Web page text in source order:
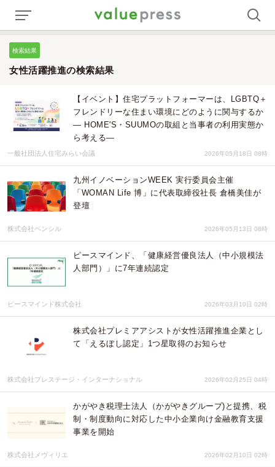
検索結果
女性活躍推進の検索結果
【イベント】住宅プラットフォーマーは、LGBTQ＋
フレンドリーな住まい環境にどのように関与するか
― HOME'S・SUUMOの取組と当事者の利用実態か
ら考える―
一般社団法人住宅みらい会議 2026年05月18日 08時
九州イノベーションWEEK 実行委員会主催
「WOMAN Life 博」に代表取締役社長 倉橋美佳が
登壇
株式会社ペンシル 2026年05月13日 08時
ピースマインド、「健康経営優良法人（中小規模法
人部門）」に7年連続認定
ピースマインド株式会社 2026年03月10日 02時
株式会社プレミアアシストが女性活躍推進企業とし
て「えるぼし認定」1つ星取得のお知らせ
株式会社プレステージ・インターナショナル 2026年02月25日 04時
かがやき税理士法人（かがやきグループ)と提携、税
制・制度動向に対応した中小企業向け金融教育支援
事業を開始
株式会社メヴィリエ 2026年02月10日 02時